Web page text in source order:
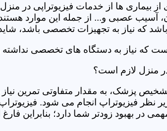
بیماری ها از خدمات فیزیوتراپی در
عصبی و... از جمله این موارد
که نیاز به تجهیزات تخصصی باشد، شاید
که نیاز به دستگاه های تخصصی نداشته
منزل لازم است؟
پزشک، به مقدار متفاوتی تمرین
نظر فیزیوتراپ انجام می شود.
بهبود زودتر شما دارد؛ بنابراین فارغ